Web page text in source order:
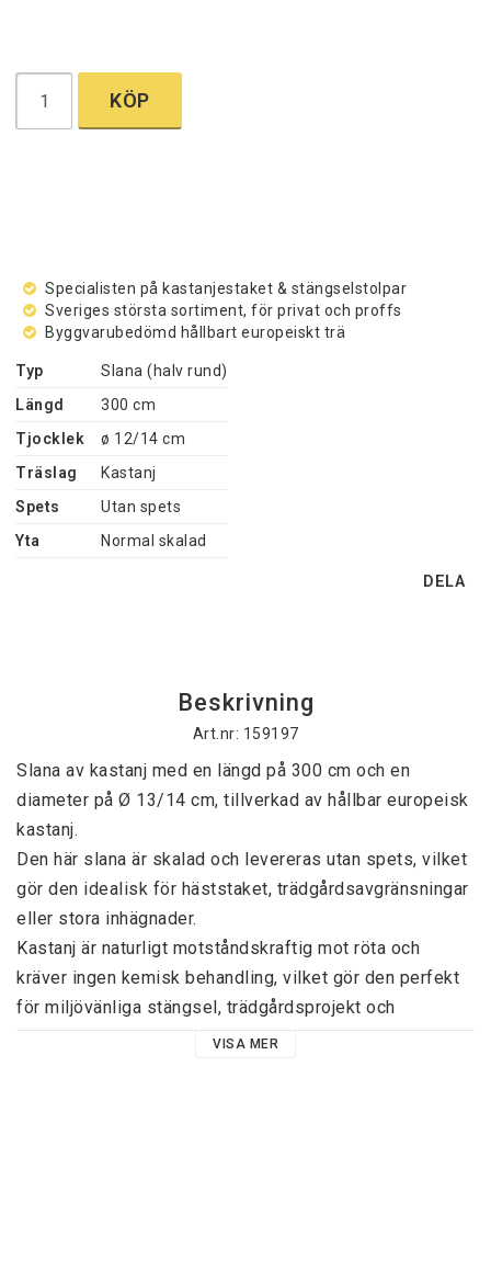
KÖP
Specialisten på kastanjestaket & stängselstolpar
Sveriges största sortiment, för privat och proffs
Byggvarubedömd hållbart europeiskt trä
Typ
Slana (halv rund)
Längd
300 cm
Tjocklek
ø 12/14 cm
Träslag
Kastanj
Spets
Utan spets
Yta
Normal skalad
DELA
Beskrivning
Art.nr: 159197
Slana av kastanj med en längd på 300 cm och en
diameter på Ø 13/14 cm, tillverkad av hållbar europeisk
kastanj.
Den här slana är skalad och levereras utan spets, vilket
gör den idealisk för häststaket, trädgårdsavgränsningar
eller stora inhägnader.
Kastanj är naturligt motståndskraftig mot röta och
kräver ingen kemisk behandling, vilket gör den perfekt
för miljövänliga stängsel, trädgårdsprojekt och
naturvänliga konstruktioner.VISA MER